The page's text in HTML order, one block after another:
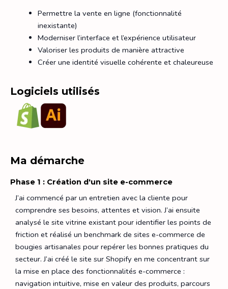
Permettre la vente en ligne (fonctionnalité
inexistante)
Moderniser l’interface et l’expérience utilisateur
Valoriser les produits de manière attractive
Créer une identité visuelle cohérente et chaleureuse
Logiciels utilisés
Ma démarche
Phase 1 : Création d'un site e-commerce
J’ai commencé par un entretien avec la cliente pour
comprendre ses besoins, attentes et vision. J’ai ensuite
analysé le site vitrine existant pour identifier les points de
friction et réalisé un benchmark de sites e-commerce de
bougies artisanales pour repérer les bonnes pratiques du
secteur. J’ai créé le site sur Shopify en me concentrant sur
la mise en place des fonctionnalités e-commerce :
navigation intuitive, mise en valeur des produits, parcours